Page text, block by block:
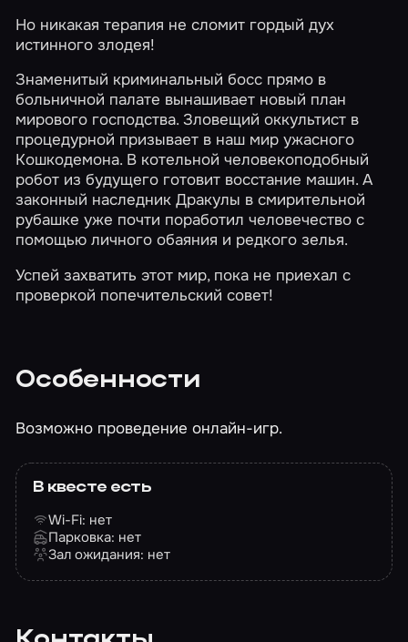
Но никакая терапия не сломит гордый дух
истинного злодея!
Знаменитый криминальный босс прямо в
больничной палате вынашивает новый план
мирового господства. Зловещий оккультист в
процедурной призывает в наш мир ужасного
Кошкодемона. В котельной человекоподобный
робот из будущего готовит восстание машин. А
законный наследник Дракулы в смирительной
рубашке уже почти поработил человечество с
помощью личного обаяния и редкого зелья.
Успей захватить этот мир, пока не приехал с
проверкой попечительский совет!
Особенности
Возможно проведение онлайн-игр.
В квесте есть
Wi-Fi: нет
Парковка: нет
Зал ожидания: нет